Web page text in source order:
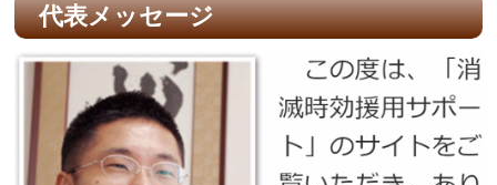
代表メッセージ